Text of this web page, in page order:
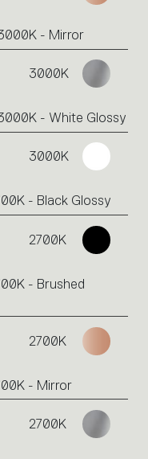
- Mirror
3000K
- White Glossy
3000K
- Black Glossy
2700K
- Brushed
2700K
- Mirror
2700K